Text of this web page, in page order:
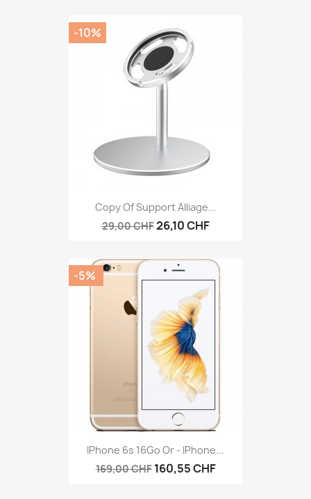
Copy Of Support Alliage...
29,00 CHF26,10 CHF
-10%
IPhone 6s 16Go Or - IPhone...
169,00 CHF 160,55 CHF
-5%